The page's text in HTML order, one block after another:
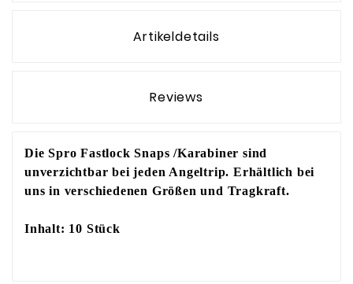
Artikeldetails
Reviews
Die Spro Fastlock Snaps /Karabiner sind
unverzichtbar bei jeden Angeltrip. Erhältlich bei
uns in verschiedenen Größen und Tragkraft.
Inhalt: 10 Stück